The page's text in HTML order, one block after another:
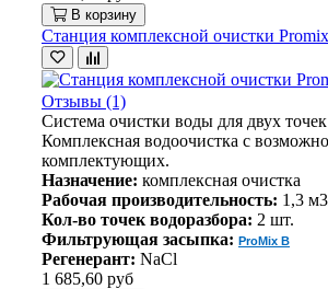
В корзину
Станция комплексной очистки
Отзывы (1)
Система очистки воды для двух точек
Комплексная водоочистка с
комплектующих.
Назначение: комплексная очистка
Рабочая производительность: 1,3
Кол-во точек водоразбора: 2 шт.
Фильтрующая засыпка: ProMix B
Регенерант: NaCl
1 685,60 руб